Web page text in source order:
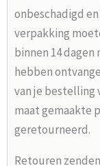
onbeschadigd
verpakking
binnen 14
hebben
van je bestelling
maat gemaakte
geretourneerd.
Retouren